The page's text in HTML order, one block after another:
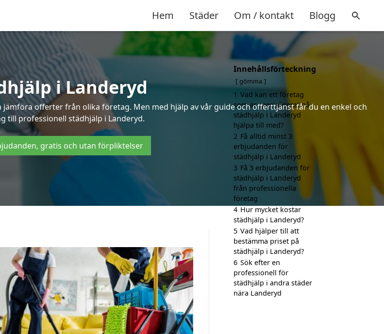
Hem Städer Om / kontakt Blogg
i Landeryd
offerter från olika företag. Men med hjälp av vår guide och offerttjänst får du en enkel och
till professionell städhjälp i Landeryd.
gratis och utan förpliktelser
Innehållsförteckning
gömma
1 Vad kan ett företag
som är specialiserat på
städhjälp i Landeryd
hjälpa till med?
2 Få alltid minst 3
erbjudanden för
städhjälp i Landeryd
3 Få 3 erbjudanden för
städhjälp i Landeryd
från professionella
företag
4 Hur mycket kostar
städhjälp i Landeryd?
5 Vad hjälper till att
bestämma priset på
städhjälp i Landeryd?
6 Sök efter en
professionell för
städhjälp i andra städer
nära Landeryd